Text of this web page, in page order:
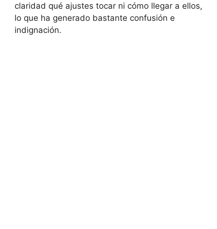
claridad qué ajustes tocar ni cómo llegar a ellos,
lo que ha generado bastante confusión e
indignación.